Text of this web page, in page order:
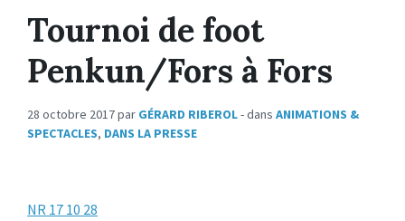
Tournoi de foot
Penkun/Fors à Fors
28 octobre 2017par GÉRARD RIBEROL- dans ANIMATIONS &
SPECTACLES, DANS LA PRESSE
NR 17 10 28